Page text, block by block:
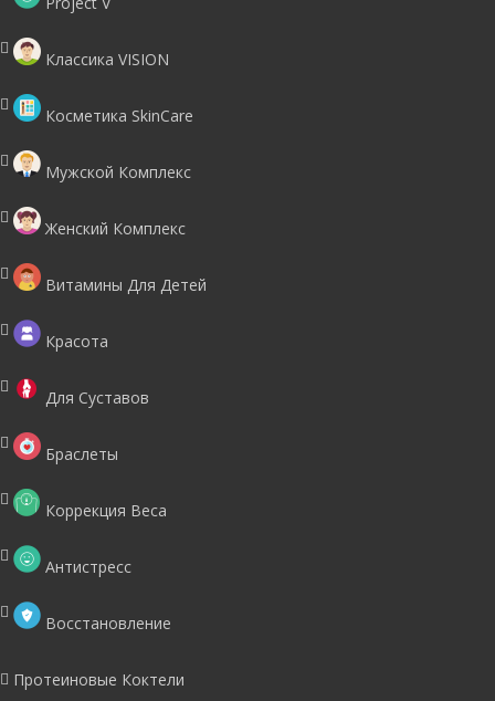
Классика VISION
Косметика SkinCare
Мужской Комплекс
Женский Комплекс
Витамины Для Детей
Красота
Для Суставов
Браслеты
Коррекция Веса
Антистресс
Восстановление
Протеиновые Коктели